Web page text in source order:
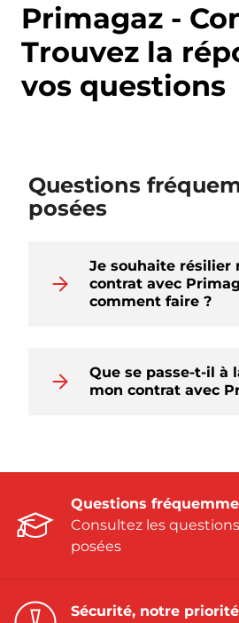
professionnels
|
Primagaz
Primagaz -
Trouvez la
vos questions
Questions
posées
Je souhaite résilier
contrat avec
comment faire ?
Que se passe-t-il à
mon contrat avec
Questions
Consultez les
posées
Sécurité, notre priorité